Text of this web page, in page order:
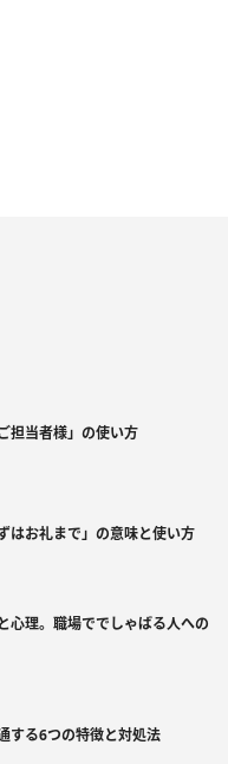
当者様」の使い方
お礼まで」の意味と使い方
心理。職場ででしゃばる人への
する6つの特徴と対処法